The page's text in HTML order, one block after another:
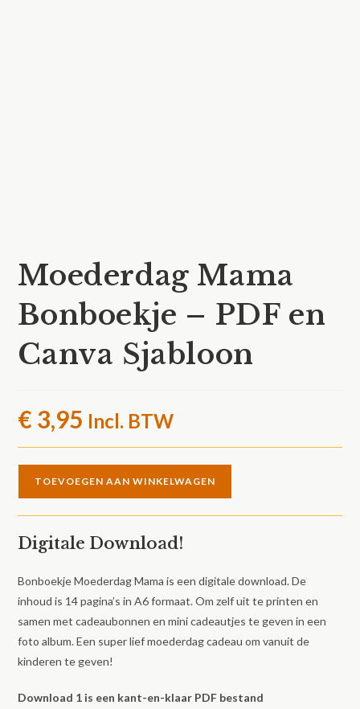
Moederdag Mama
Bonboekje – PDF en
Canva Sjabloon
€ 3,95 Incl. BTW
Bonboekje
-
PDF
TOEVOEGEN AAN WINKELWAGEN
Digitale Download!
Bonboekje Moederdag Mama is een digitale download. De
inhoud is 14 pagina’s in A6 formaat. Om zelf uit te printen en
samen met cadeaubonnen en mini cadeautjes te geven in een
foto album. Een super lief moederdag cadeau om vanuit de
kinderen te geven!
Download 1 is een kant-en-klaar PDF bestand